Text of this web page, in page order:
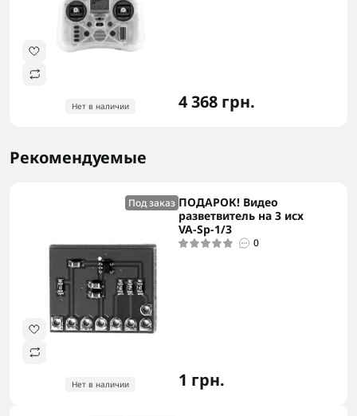
Нет в наличии 4 368 грн.
Рекомендуемые
Под заказ
Нет в наличии
ПОДАРОК! Видео
разветвитель на 3 исх
VA-Sp-1/3
0
1 грн.